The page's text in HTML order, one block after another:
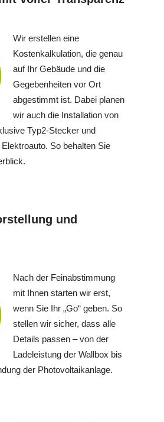
Wir erstellen eine
Kostenkalkulation, die genau
auf Ihr Gebäude und die
Gegebenheiten vor Ort
abgestimmt ist. Dabei planen
wir auch die Installation von
Typ2-Stecker und
So behalten Sie
und
Nach der Feinabstimmung
mit Ihnen starten wir erst,
wenn Sie Ihr „Go“ geben. So
stellen wir sicher, dass alle
Details passen – von der
Ladeleistung der Wallbox bis
der Photovoltaikanlage.